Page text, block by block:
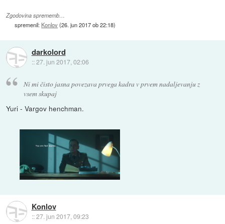
Zgodovina sprememb…
spremenil: Konlov(26. jun 2017 ob 22:18)
darkolord
::27. jun 2017, 02:06
Ni mi čisto jasna povezava prvega kadra v prvem nadaljevanju z
vsem skupaj
Yuri - Vargov henchman.
Konlov
::27. jun 2017, 09:23